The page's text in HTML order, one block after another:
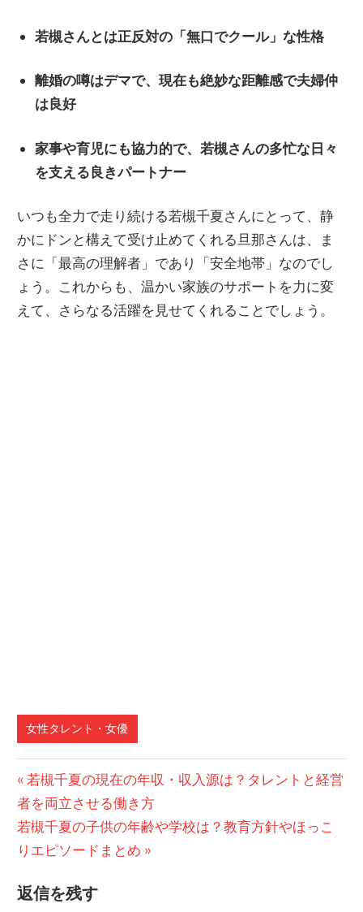
若槻さんとは正反対の「無口でクール」な性格
離婚の噂はデマで、現在も絶妙な距離感で夫婦仲
は良好
家事や育児にも協力的で、若槻さんの多忙な日々
を支える良きパートナー
いつも全力で走り続ける若槻千夏さんにとって、静
かにドンと構えて受け止めてくれる旦那さんは、ま
さに「最高の理解者」であり「安全地帯」なのでし
ょう。これからも、温かい家族のサポートを力に変
えて、さらなる活躍を見せてくれることでしょう。
女性タレント・女優
投
稿
ナ
ビ
前
の
記
事:
若槻千夏の現在の年収・収入源は？タレントと経営
者を両立させる働き方
次
の
事:
若槻千夏の子供の年齢や学校は？教育方針やほっこ
りエピソードまとめ
返信を残す